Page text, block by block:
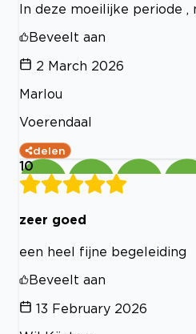
In deze moeilijke periode ,
Beveelt aan
2 March 2026
Marlou
Voerendaal
delen
10
zeer goed
een heel fijne begeleiding
Beveelt aan
13 February 2026